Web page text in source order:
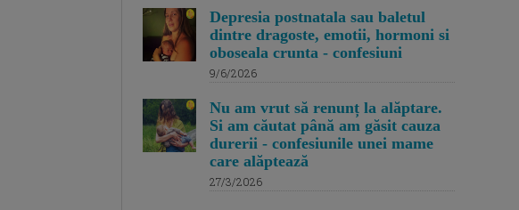
Depresia postnatala sau baletul
dintre dragoste, emotii, hormoni si
oboseala crunta - confesiuni
9/6/2026
Nu am vrut să renunț la alăptare.
Si am căutat până am găsit cauza
durerii - confesiunile unei mame
care alăptează
27/3/2026